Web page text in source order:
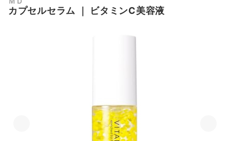
カプセルセラム ビタミンC美容液